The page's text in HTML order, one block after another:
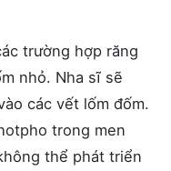
trường hợp răng
nhỏ. Nha sĩ sẽ
các vết lốm đốm.
trong men
thể phát triển